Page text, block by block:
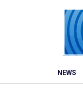
NEWS